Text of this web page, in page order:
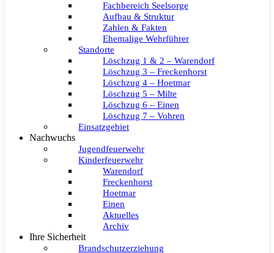
Fachbereich Seelsorge
Aufbau & Struktur
Zahlen & Fakten
Ehemalige Wehrführer
Standorte
Löschzug 1 & 2 – Warendorf
Löschzug 3 – Freckenhorst
Löschzug 4 – Hoetmar
Löschzug 5 – Milte
Löschzug 6 – Einen
Löschzug 7 – Vohren
Einsatzgebiet
Nachwuchs
Jugendfeuerwehr
Kinderfeuerwehr
Warendorf
Freckenhorst
Hoetmar
Einen
Aktuelles
Archiv
Ihre Sicherheit
Brandschutzerziehung